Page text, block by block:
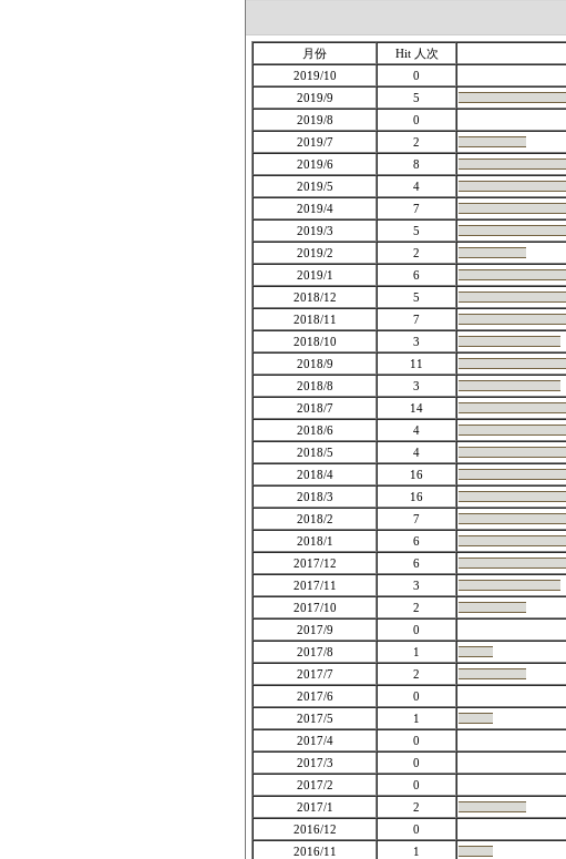
月份 Hit 人次
2019/10
0
2019/9
5
2019/8
0
2019/7
2
2019/6
8
2019/5
4
2019/4
7
2019/3
5
2019/2
2
2019/1
6
2018/12
5
2018/11
7
2018/10
3
2018/9
11
2018/8
3
2018/7
14
2018/6
4
2018/5
4
2018/4
16
2018/3
16
2018/2
7
2018/1
6
2017/12
6
2017/11
3
2017/10
2
2017/9
0
2017/8
1
2017/7
2
2017/6
0
2017/5
1
2017/4
0
2017/3
0
2017/2
0
2017/1
2
2016/12
0
2016/11
1